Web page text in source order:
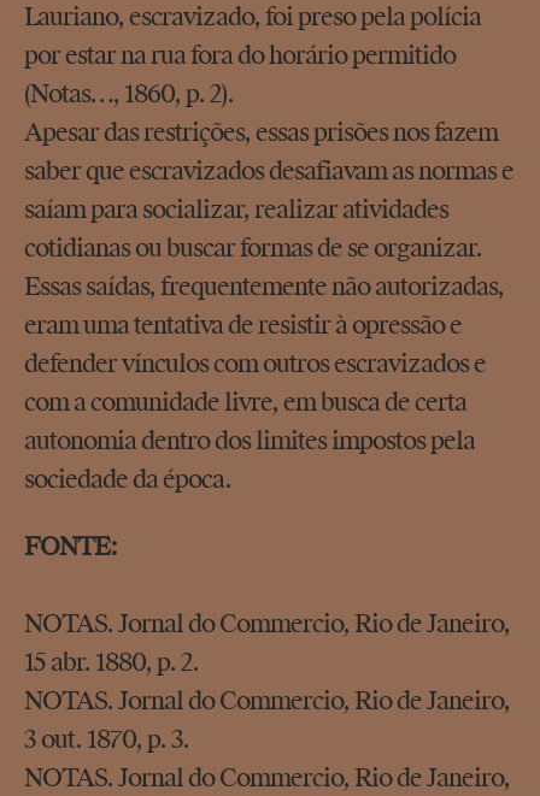
Lauriano, escravizado, foi preso pela polícia
por estar na rua fora do horário permitido
(Notas…, 1860, p. 2).
Apesar das restrições, essas prisões nos fazem
saber que escravizados desafiavam as normas e
saíam para socializar, realizar atividades
cotidianas ou buscar formas de se organizar.
Essas saídas, frequentemente não autorizadas,
eram uma tentativa de resistir à opressão e
defender vínculos com outros escravizados e
com a comunidade livre, em busca de certa
autonomia dentro dos limites impostos pela
sociedade da época.
FONTE:
NOTAS. Jornal do Commercio, Rio de Janeiro,
15 abr. 1880, p. 2.
NOTAS. Jornal do Commercio, Rio de Janeiro,
3 out. 1870, p. 3.
NOTAS. Jornal do Commercio, Rio de Janeiro,